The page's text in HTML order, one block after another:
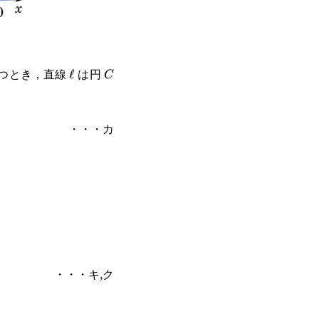
とき，直線\ell
ℓ は円 C
C
・・・カ
・・・キ,ク